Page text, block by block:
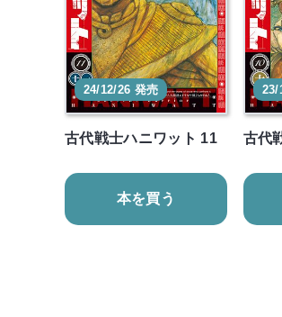
24/12/26 発売
古代戦士ハニワット 11
本を買う
23/
古代